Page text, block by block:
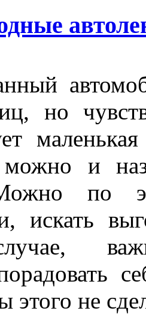
но
и
по
искать
этого не